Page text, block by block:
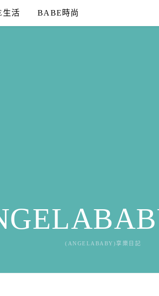
生活 BABE時尚
(ANGELABABY)享樂日記